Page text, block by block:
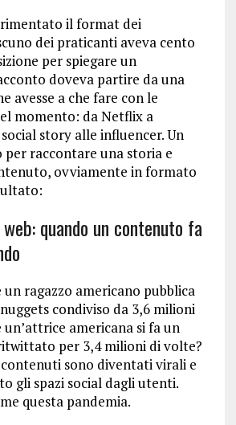
il format dei
dei praticanti aveva cento
per spiegare un
doveva partire da una
avesse a che fare con le
momento: da Netflix a
story alle influencer. Un
per raccontare una storia e
ovviamente in formato
quando un contenuto fa
un ragazzo americano pubblica
condiviso da 3,6 milioni
un’attrice americana si fa un
per 3,4 milioni di volte?
sono diventati virali e
gli spazi social dagli utenti.
questa pandemia.